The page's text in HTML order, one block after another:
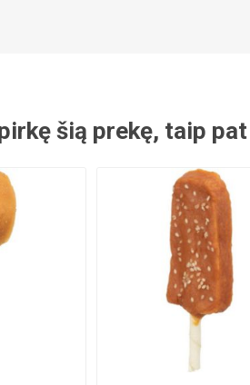
šią prekę, taip